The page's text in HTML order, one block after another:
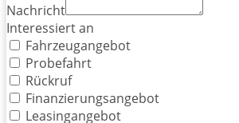
Nachricht
Interessiert an
Fahrzeugangebot
Probefahrt
Rückruf
Finanzierungsangebot
Leasingangebot